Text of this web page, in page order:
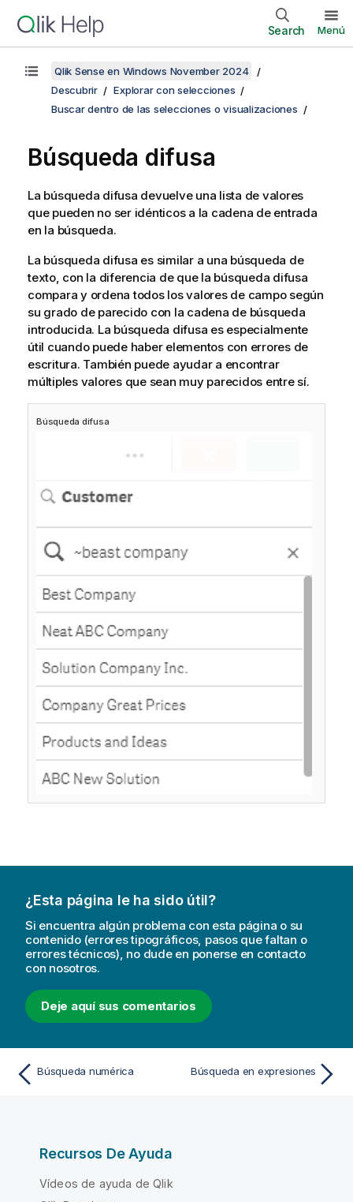
Search Menú
Qlik Sense en Windows November 2024
Descubrir
Explorar con selecciones
Buscar dentro de las selecciones o visualizaciones
Búsqueda difusa
La búsqueda difusa devuelve una lista de valores
que pueden no ser idénticos a la cadena de entrada
en la búsqueda.
La búsqueda difusa es similar a una búsqueda de
texto, con la diferencia de que la búsqueda difusa
compara y ordena todos los valores de campo según
su grado de parecido con la cadena de búsqueda
introducida. La búsqueda difusa es especialmente
útil cuando puede haber elementos con errores de
escritura. También puede ayudar a encontrar
múltiples valores que sean muy parecidos entre sí.
Búsqueda difusa
¿Esta página le ha sido útil?
Si encuentra algún problema con esta página o su
contenido (errores tipográficos, pasos que faltan o
errores técnicos), no dude en ponerse en contacto
con nosotros.
Deje aquí sus comentarios
Búsqueda numérica Búsqueda en expresiones
Recursos De Ayuda
Vídeos de ayuda de Qlik